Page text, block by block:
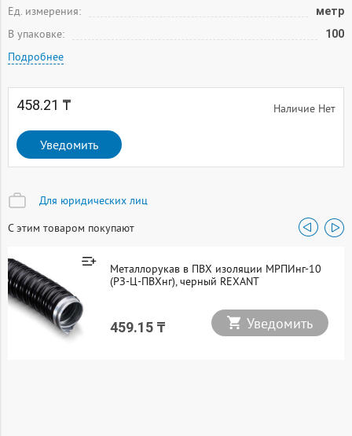
Ед. измерения: метр
В упаковке: 100
Подробнее
458.21 ₸ Наличие Нет
Уведомить
Для юридических лиц
С этим товаром покупают
Металлорукав в ПВХ изоляции МРПИнг-10
(РЗ-Ц-ПВХнг), черный REXANT
459.15 ₸ Уведомить